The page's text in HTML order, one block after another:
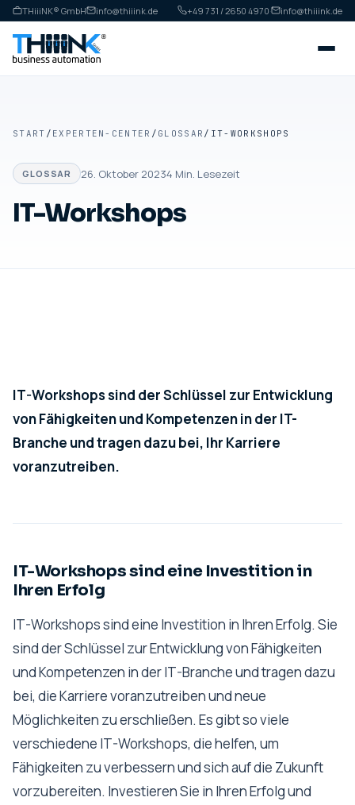
THiiiNK® GmbH info@thiiink.de +49 731 / 2650 4970· info@thiiink.de
START / EXPERTEN-CENTER / GLOSSAR / IT-WORKSHOPS
GLOSSAR 26. Oktober 20234 Min. Lesezeit
IT-Workshops
IT-Workshops sind der Schlüssel zur Entwicklung
von Fähigkeiten und Kompetenzen in der IT-
Branche und tragen dazu bei, Ihr Karriere
voranzutreiben.
IT-Workshops sind eine Investition in
Ihren Erfolg
IT-Workshops sind eine Investition in Ihren Erfolg. Sie
sind der Schlüssel zur Entwicklung von Fähigkeiten
und Kompetenzen in der IT-Branche und tragen dazu
bei, die Karriere voranzutreiben und neue
Möglichkeiten zu erschließen. Es gibt so viele
verschiedene IT-Workshops, die helfen, um
Fähigkeiten zu verbessern und sich auf die Zukunft
vorzubereiten. Investieren Sie in Ihren Erfolg und